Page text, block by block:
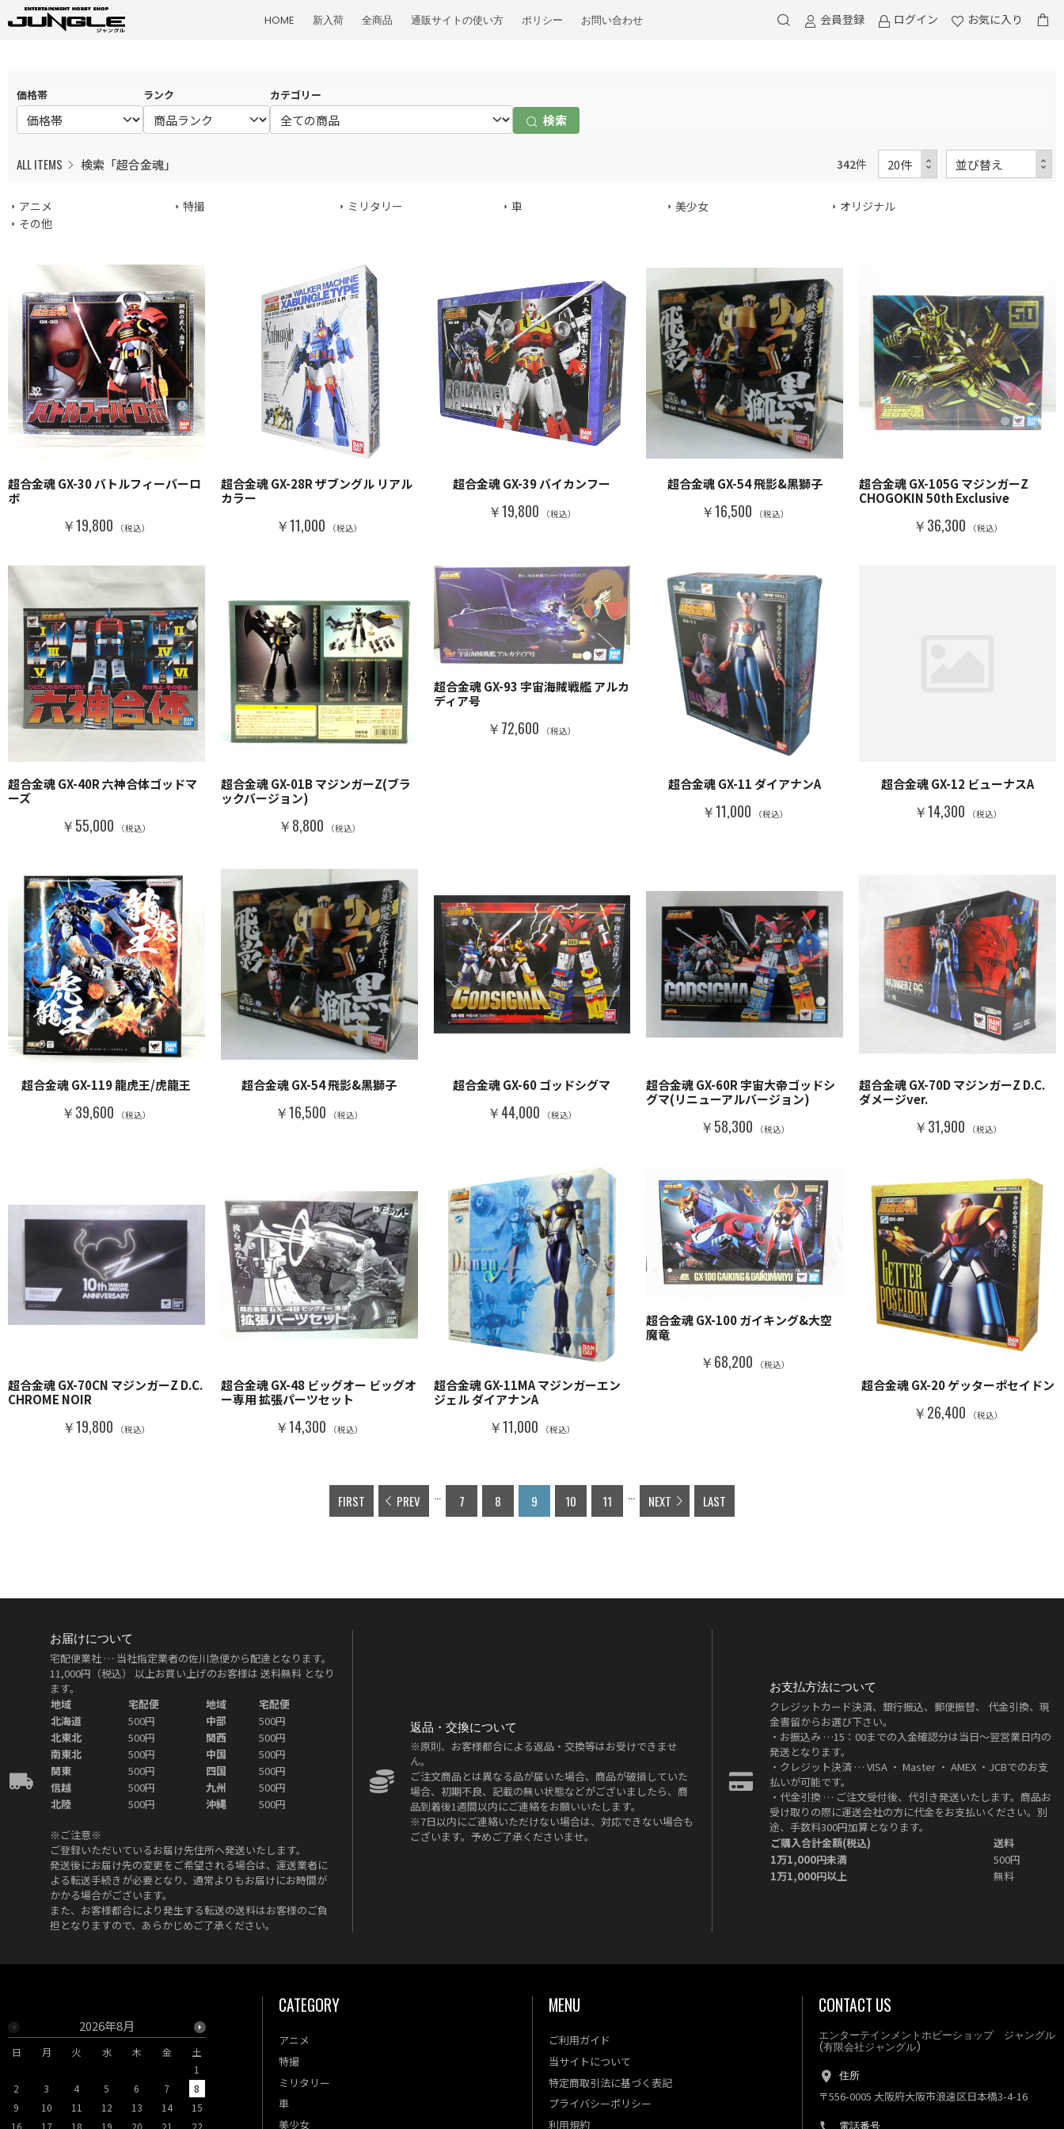
HOME 新入荷 全商品 通販サイトの使い方 ポリシー お問い合わせ 会員登録 ログイン お気に入り
価格帯 ランク カテゴリー
検索
ALL ITEMS 検索「超合金魂」 342件
アニメ 特撮 ミリタリー 車 美少女
オリジナル
その他
超合金魂 GX-30 バトルフィーバーロ
ボ
￥19,800 （税込）
超合金魂 GX-28R ザブングル リアル
カラー
￥11,000 （税込）
超合金魂 GX-39 バイカンフー
￥19,800 （税込）
超合金魂 GX-54 飛影&黒獅子
￥16,500 （税込）
超合金魂 GX-105G マジンガーZ
CHOGOKIN 50th Exclusive
￥36,300 （税込）
超合金魂 GX-40R 六神合体ゴッドマ
ーズ
￥55,000 （税込）
超合金魂 GX-01B マジンガーZ(ブラ
ックバージョン)
￥8,800 （税込）
超合金魂 GX-93 宇宙海賊戦艦 アルカ
ディア号
￥72,600 （税込）
超合金魂 GX-11 ダイアナンA
￥11,000 （税込）
超合金魂 GX-12 ビューナスA
￥14,300 （税込）
超合金魂 GX-119 龍虎王/虎龍王
￥39,600 （税込）
超合金魂 GX-54 飛影&黒獅子
￥16,500 （税込）
超合金魂 GX-60 ゴッドシグマ
￥44,000 （税込）
超合金魂 GX-60R 宇宙大帝ゴッドシ
グマ(リニューアルバージョン)
￥58,300 （税込）
超合金魂 GX-70D マジンガーZ D.C.
ダメージver.
￥31,900 （税込）
超合金魂 GX-70CN マジンガーZ D.C.
CHROME NOIR
￥19,800 （税込）
超合金魂 GX-48 ビッグオー ビッグオ
ー専用 拡張パーツセット
￥14,300 （税込）
超合金魂 GX-11MA マジンガーエン
ジェル ダイアナンA
￥11,000 （税込）
超合金魂 GX-100 ガイキング&大空
魔竜
￥68,200 （税込）
超合金魂 GX-20 ゲッターポセイドン
￥26,400 （税込）
FIRST PREV ... 7 8 9 10 11 ... NEXT LAST
お届けについて
宅配便業社 … 当社指定業者の佐川急便から配達となります。
11,000円（税込）
以上お買い上げのお客様は 送料無料となり
ます。
地域
宅配便 地域
宅配便
北海道
500円 中部
500円
北東北
500円 関西
500円
南東北
500円 中国
500円
関東
500円 四国
500円
信越
500円 九州
500円
北陸
500円 沖縄 500円
※ご注意※
ご登録いただいているお届け先住所へ発送いたします。
発送後にお届け先の変更をご希望される場合は、運送業者に
よる転送手続きが必要となり、通常よりもお届けにお時間が
かかる場合がございます。
また、お客様都合により発生する転送の送料はお客様のご負
担となりますので、あらかじめご了承ください。
返品・交換について
※原則、お客様都合による返品・交換等はお受けできませ
ん。
ご注文商品とは異なる品が届いた場合、商品が破損していた
場合、初期不良、記載の無い状態などがございましたら、商
品到着後1週間以内にご連絡をお願いいたします。
※7日以内にご連絡いただけない場合は、対応できない場合も
ございます。予めご了承くださいませ。
お支払方法について
クレジットカード決済、銀行振込、郵便振替、 代金引換、現
金書留からお選び下さい。
・お振込み …15：00までの入金確認分は当日～翌営業日内の
発送となります。
・クレジット決済 … VISA ・ Master ・ AMEX ・JCBでのお支
払いが可能です。
・代金引換 … ご注文受付後、代引き発送いたします。商品お
受け取りの際に運送会社の方に代金をお支払いください。別
途、手数料300円加算となります。
ご購入合計金額(税込)
送料
1万1,000円未満
500円
1万1,000円以上
無料
2026年8月
日 月 火 水 木 金
土
1
2
3 4 5 6 7
8
9
10 11 12 13 14
15
16
17 18 19 20 21 22
9 10
15
22 23
CATEGORY
アニメ
特撮
ミリタリー
車
美少女
MENU
ご利用ガイド
当サイトについて
特定商取引法に基づく表記
プライバシーポリシー
利用規約
CONTACT US
エンターテインメントホビーショップ ジャングル
(有限会社ジャングル)
住所
〒556-0005 大阪府大阪市浪速区日本橋3-4-16